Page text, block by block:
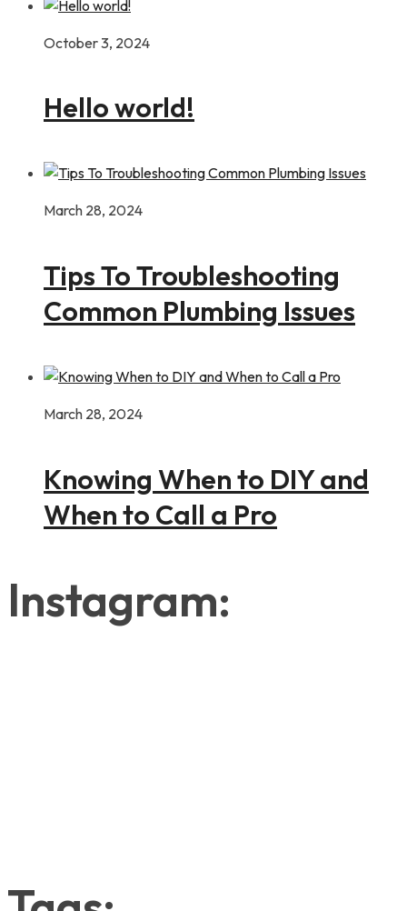
October 3, 2024
Hello world!
March 28, 2024
Tips To Troubleshooting
Common Plumbing Issues
March 28, 2024
Knowing When to DIY and
When to Call a Pro
Instagram: